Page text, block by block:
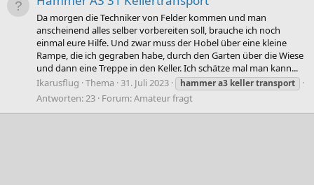
Da morgen die Techniker von Felder kommen und man
anscheinend alles selber vorbereiten soll, brauche ich noch
einmal eure Hilfe. Und zwar muss der Hobel über eine kleine
Rampe, die ich gegraben habe, durch den Garten über die Wiese
und dann eine Treppe in den Keller. Ich schätze mal man kann...
Ikarusflug Thema 31. Juli 2023 hammera3 kellertransport
Antworten: 23 Forum:Amateur fragt